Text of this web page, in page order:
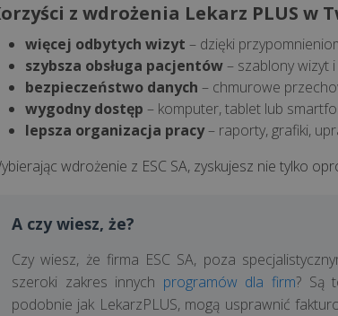
z wdrożenia Lekarz PLUS w
więcej odbytych wizyt – dzięki
szybsza obsługa pacjentów– szablony wizyt
bezpieczeństwo danych – chmurowe
wygodny dostęp – komputer, tablet lub
lepsza organizacja pracy– raporty, grafiki,
wdrożenie z ESC SA, zyskujesz nie tylko
A czy wiesz, że?
Czy wiesz, że firma ESC SA, poza
szeroki zakres innych programów dla firm? Są
podobnie jak LekarzPLUS, mogą usprawnić